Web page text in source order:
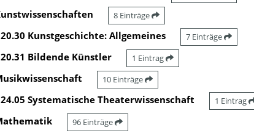
8 Einträge
20.30 Kunstgeschichte: Allgemeines 7 Einträge
20.31 Bildende Künstler 1 Eintrag
10 Einträge
24.05 Systematische Theaterwissenschaft 1 Eintrag
96 Einträge